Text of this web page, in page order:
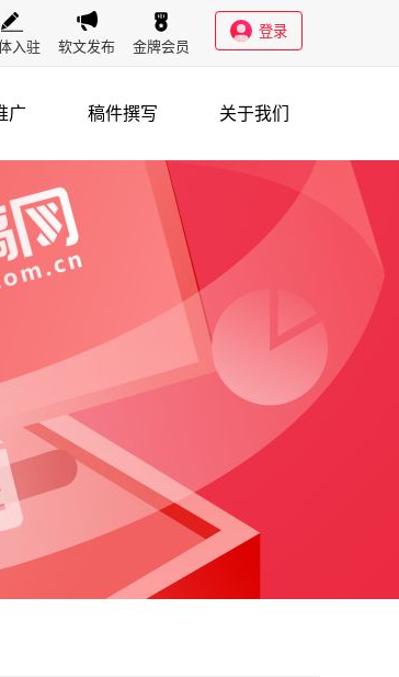
入驻 软文发布 金牌会员
登录
广 稿件撰写 关于我们